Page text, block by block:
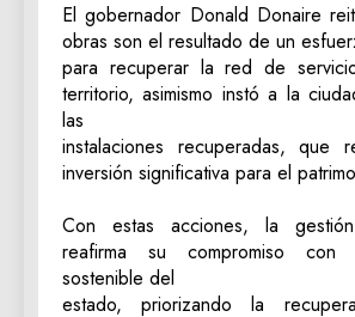
‎El gobernador Donald Donaire
obras son el resultado de un
para recuperar la red de
territorio, asimismo instó a la
las
instalaciones recuperadas, que
inversión significativa para el
‎Con estas acciones, la
reafirma su compromiso con
sostenible del
estado, priorizando la